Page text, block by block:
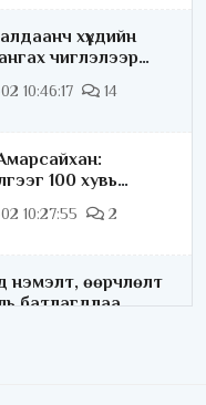
хүүхдийн
чиглэлээр
10:46:17 14
100 хувь
10:27:55 2
нэмэлт, өөрчлөлт
батлагдлаа